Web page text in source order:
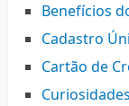
Benefícios
Cadastro
Cartão de
Curiosidades